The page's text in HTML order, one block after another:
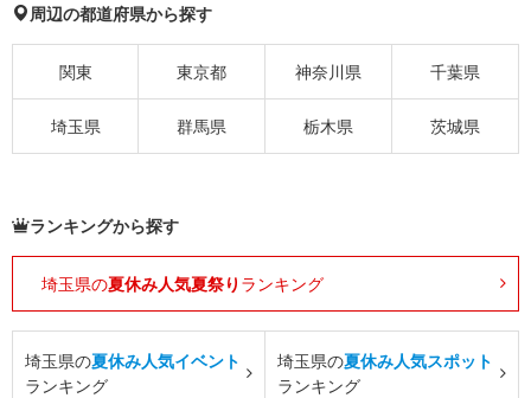
周辺の都道府県から探す
関東 東京都 神奈川県 千葉県
埼玉県 群馬県 栃木県 茨城県
ランキングから探す
埼玉県の夏休み人気夏祭り ランキング
埼玉県の夏休み人気イベント
ランキング
埼玉県の夏休み人気スポット
ランキング